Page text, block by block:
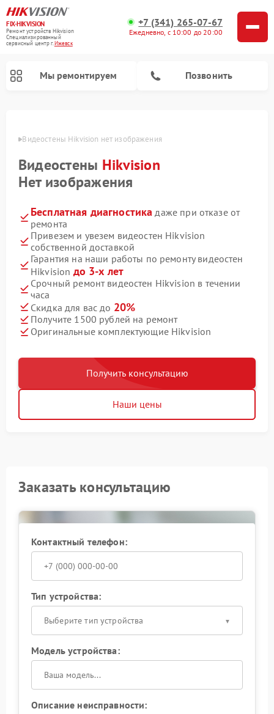
FIX-HIKVISION
Ремонт устройств Hikvision
Специализированный
cервисный центр г.Ижевск
+7 (341) 265-07-67
Ежедневно, с 10:00 до 20:00
Мы ремонтируем Позвонить
Видеостены Hikvision нет изображения
Видеостены Hikvision
Нет изображения
Бесплатная диагностика даже при отказе от
ремонта
Привезем и увезем видеостен Hikvision
собственной доставкой
Гарантия на наши работы по ремонту видеостен
Hikvision до 3-х лет
Срочный ремонт видеостен Hikvision в течении
часа
Скидка для вас до 20%
Получите 1500 рублей на ремонт
Оригинальные комплектующие Hikvision
Получить консультацию
Наши цены
Заказать консультацию
Контактный телефон:
Тип устройства:
Выберите тип устройства
Модель устройства:
Описание неисправности: